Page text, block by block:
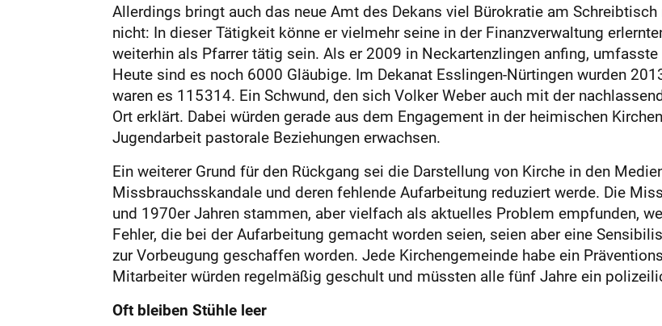
Allerdings bringt auch das neue Amt des Dekans viel Bürokratie am
nicht: In dieser Tätigkeit könne er vielmehr seine in der Finanzverwaltung
weiterhin als Pfarrer tätig sein. Als er 2009 in Neckartenzlingen anfing,
Heute sind es noch 6000 Gläubige. Im Dekanat Esslingen-Nürtingen wurden
waren es 115 314. Ein Schwund, den sich Volker Weber auch mit der
Ort erklärt. Dabei würden gerade aus dem Engagement in der heimischen
Jugendarbeit pastorale Beziehungen erwachsen.
Ein weiterer Grund für den Rückgang sei die Darstellung von Kirche in den
Missbrauchsskandale und deren fehlende Aufarbeitung reduziert werde. Die
und 1970er Jahren stammen, aber vielfach als aktuelles Problem empfunden,
Fehler, die bei der Aufarbeitung gemacht worden seien, seien aber eine
zur Vorbeugung geschaffen worden. Jede Kirchengemeinde habe ein
Mitarbeiter würden regelmäßig geschult und müssten alle fünf Jahre ein
Oft bleiben Stühle leer